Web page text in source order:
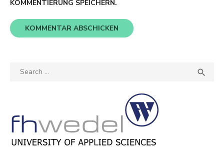
KOMMENTIERUNG SPEICHERN.
Search
